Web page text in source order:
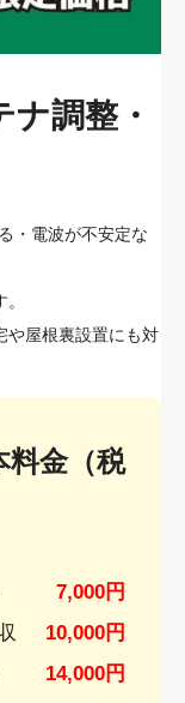
調整・
・電波が不安定な
や屋根裏設置にも対
料金（税
7,000円
10,000円
14,000円